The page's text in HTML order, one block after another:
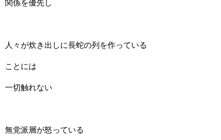
関係を優先し
人々が炊き出しに長蛇の列を作っている
ことには
一切触れない
無党派層が怒っている